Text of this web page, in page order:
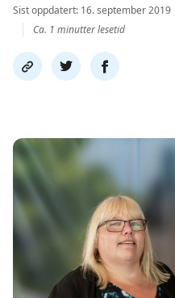
Sist oppdatert: 16. september 2019
Ca. 1 minutter lesetid
Del
link
Del
på
Del
på